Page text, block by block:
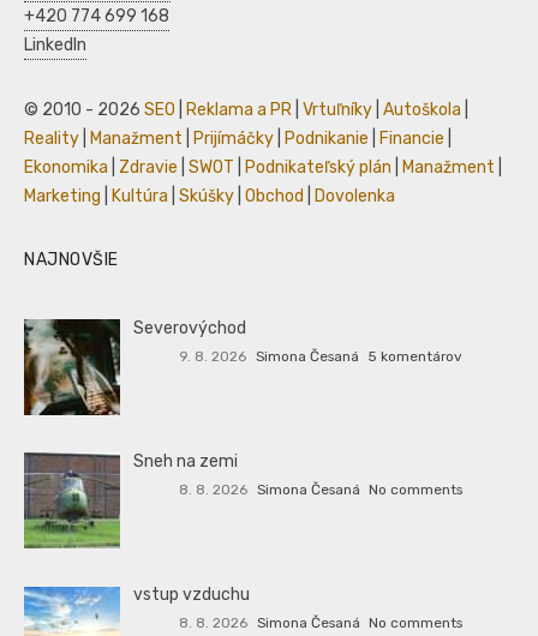
+420 774 699 168
LinkedIn
© 2010 - 2026 SEO Reklama a PR Vrtuľníky Autoškola
Reality
Manažment Prijímáčky Podnikanie Financie
Ekonomika
Zdravie SWOT Podnikateľský plán Manažment
Marketing
Kultúra Skúšky Obchod Dovolenka
NAJNOVŠIE
Severovýchod
9. 8. 2026 Simona Česaná 5 komentárov
Sneh na zemi
8. 8. 2026 Simona Česaná No comments
vstup vzduchu
8. 8. 2026 Simona Česaná No comments